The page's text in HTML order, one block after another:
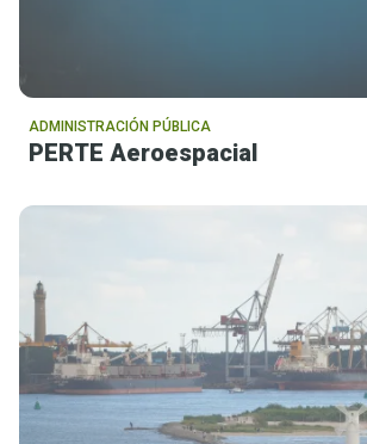
ADMINISTRACIÓN PÚBLICA
PERTE Aeroespacial